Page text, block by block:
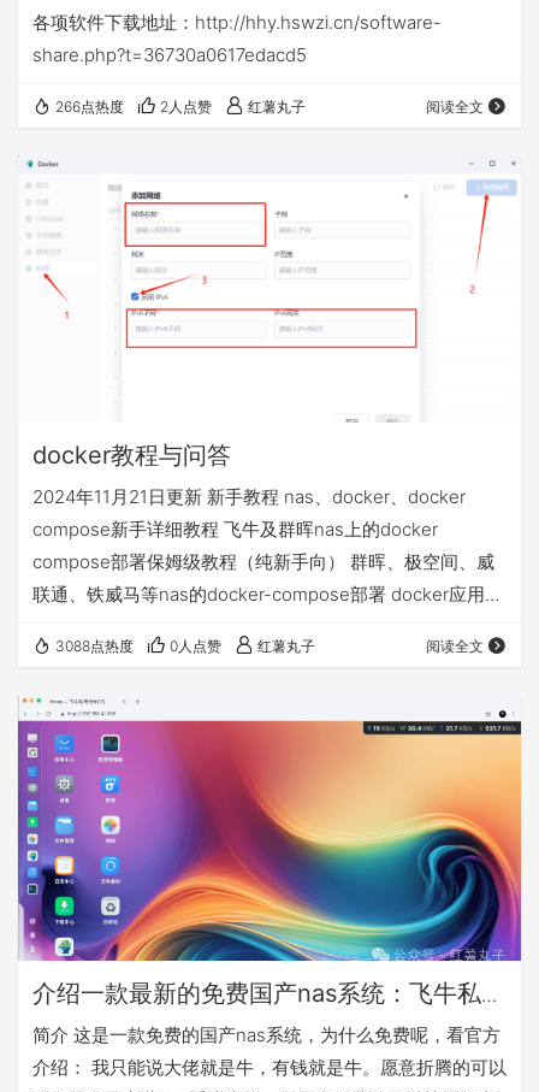
v16.6
各项软件下载地址：http://hhy.hswzi.cn/software-
share.php?t=36730a0617edacd5
266点热度 2人点赞 红薯丸子 阅读全文
docker教程与问答
2024年11月21日更新 新手教程 nas、docker、docker
compose新手详细教程 飞牛及群晖nas上的docker
compose部署保姆级教程（纯新手向） 群晖、极空间、威
联通、铁威马等nas的docker-compose部署 docker应用
docker拉取不了 配置使用镜像源 不定期更新的docker镜像
异地访问的4种方案，哪个适合我 飞牛nas的4种远程访问
方…
3088点热度 0人点赞 红薯丸子 阅读全文
介绍一款最新的免费国产nas系统：飞牛私有
云fnOS
简介 这是一款免费的国产nas系统，为什么免费呢，看官方
介绍： 我只能说大佬就是牛，有钱就是牛。愿意折腾的可以